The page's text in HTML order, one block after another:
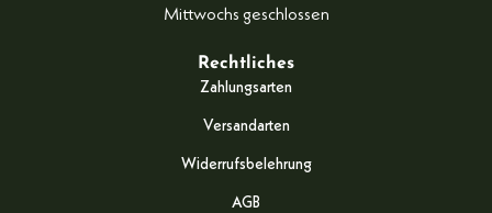
Mittwochs geschlossen
Rechtliches
Zahlungsarten
Versandarten
Widerrufsbelehrung
AGB